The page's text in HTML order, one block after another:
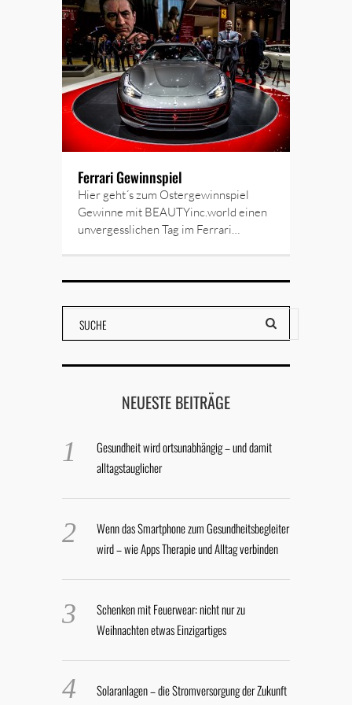
Ferrari Gewinnspiel
Hier geht´s zum Ostergewinnspiel
Gewinne mit BEAUTYinc.world einen
unvergesslichen Tag im Ferrari…
NEUESTE BEITRÄGE
Gesundheit wird ortsunabhängig – und damit
alltagstauglicher
Wenn das Smartphone zum Gesundheitsbegleiter
wird – wie Apps Therapie und Alltag verbinden
Schenken mit Feuerwear: nicht nur zu
Weihnachten etwas Einzigartiges
Solaranlagen – die Stromversorgung der Zukunft